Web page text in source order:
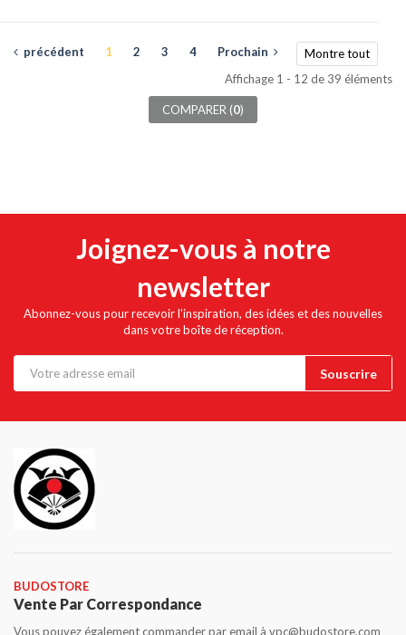
précédent 1 2 3 4 Prochain
Montre tout
Affichage 1 - 12 de 39 éléments
COMPARER (0)
Joignez-vous à notre
newsletter
Abonnez-vous pour recevoir l'inspiration, des idées et des nouvelles
dans votre boîte de réception.
BUDOSTORE
Vente Par Correspondance
Vous pouvez également commander par email à vpc@budostore.com